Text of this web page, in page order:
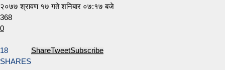
२०७७ श्रावण १७ गते शनिबार ०७:१७ बजे
368
0
18
SHARES
ShareTweetSubscribe